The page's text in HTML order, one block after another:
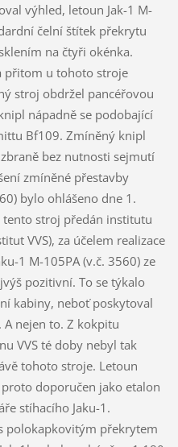
výhled, letoun Jak-1 M-
čelní štítek překrytu
na čtyři okénka.
přitom u tohoto stroje
stroj obdržel pancéřovou
nápadně se podobající
Bf109. Zmíněný knipl
bez nutnosti sejmutí
zmíněné přestavby
bylo ohlášeno dne 1.
tento stroj předán institutu
VVS), za účelem realizace
1 M-105PA (v.č. 3560) ze
pozitivní. To se týkalo
kabiny, neboť poskytoval
nejen to. Z kokpitu
VVS té doby nebyl tak
tohoto stroje. Letoun
proto doporučen jako etalon
stíhacího Jaku-1.
polokapkovitým překrytem